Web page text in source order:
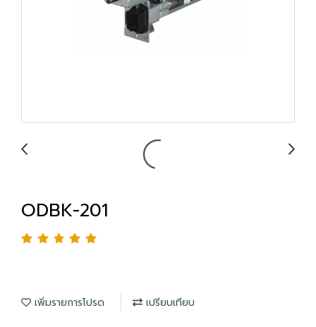
ODBK-201
เพิ่มรายการโปรด เปรียบเทียบ